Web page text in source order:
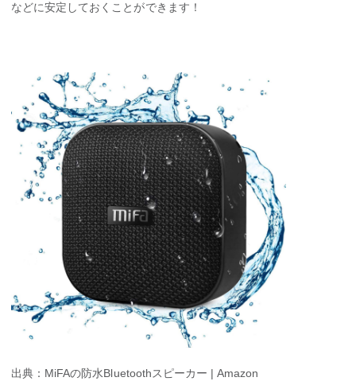
などに安定しておくことができます！
出典：MiFAの防水Bluetoothスピーカー | Amazon